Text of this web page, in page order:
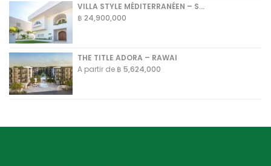
VILLA STYLE MÉDITERRANÉEN – S...
฿ 24,900,000
THE TITLE ADORA – RAWAI
A partir de ฿ 5,624,000